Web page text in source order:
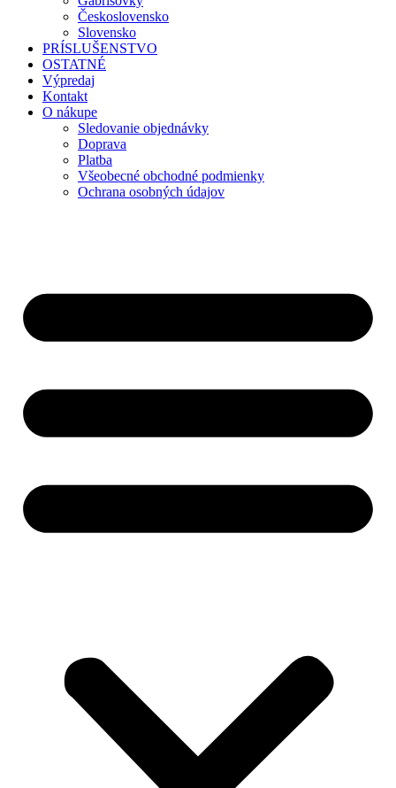
Československo
Slovensko
PRÍSLUŠENSTVO
OSTATNÉ
Výpredaj
Kontakt
O nákupe
Sledovanie objednávky
Doprava
Platba
Všeobecné obchodné podmienky
Ochrana osobných údajov